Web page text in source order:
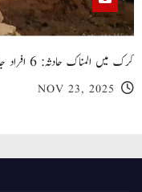
کرک میں المناک حادثہ: 6 افراد جاں بحق، متعدد زخمی
NOV 23, 2025